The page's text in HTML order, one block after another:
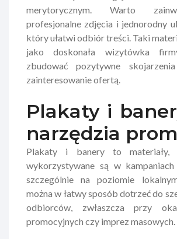
merytorycznym. Warto
profesjonalne zdjęcia i jednorodny
który ułatwi odbiór treści. Taki
jako doskonała wizytówka
zbudować pozytywne
zainteresowanie ofertą.
Plakaty i
narzędzia
Plakaty i banery to materiały,
wykorzystywane są w kampaniach
szczególnie na poziomie
można w łatwy sposób dotrzeć do
odbiorców, zwłaszcza przy
promocyjnych czy imprez masowych.